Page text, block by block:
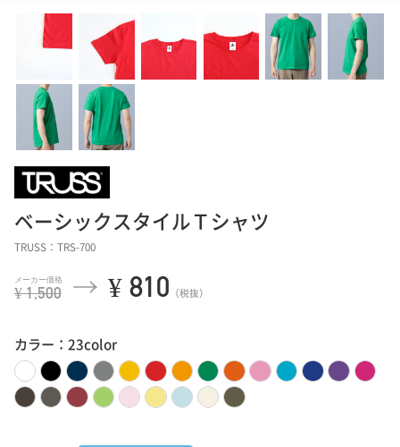
ベーシックスタイルＴシャツ
TRUSS：TRS-700
¥ 1,500 ¥ 810 （税抜）
カラー：23color